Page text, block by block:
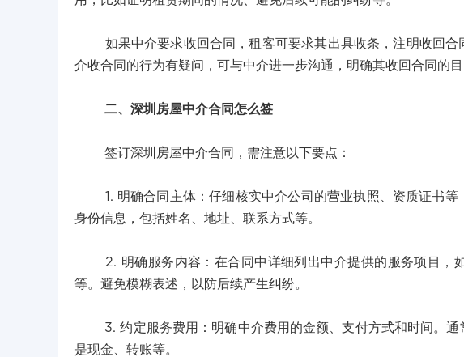
如果中介要求收回合同，租客可要求其出具收条，注明收回合
介收合同的行为有疑问，可与中介进一步沟通，明确其收回合同的目
二、深圳房屋中介合同怎么签
签订深圳房屋中介合同，需注意以下要点：
1. 明确合同主体：仔细核实中介公司的营业执照、资质证书等
身份信息，包括姓名、地址、联系方式等。
2. 明确服务内容：在合同中详细列出中介提供的服务项目，
等。避免模糊表述，以防后续产生纠纷。
3. 约定服务费用：明确中介费用的金额、支付方式和时间。通
是现金、转账等。